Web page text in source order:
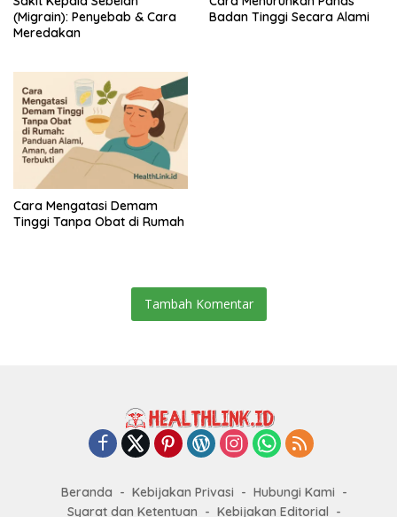
(Migrain): Penyebab & Cara
Meredakan
Badan Tinggi Secara Alami
Cara Mengatasi Demam
Tinggi Tanpa Obat di Rumah
Tambah Komentar
Beranda Kebijakan Privasi
Hubungi Kami
Syarat dan Ketentuan
Kebijakan Editorial